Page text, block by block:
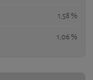
1,58 %
1,06 %